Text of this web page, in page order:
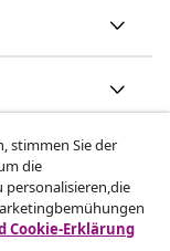
stimmen Sie der
die
personalisieren,die
Cookie-Erklärung